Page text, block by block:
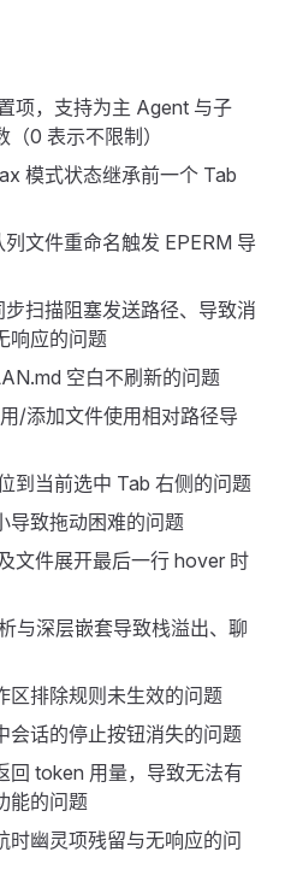
项，支持为主 Agent 与子
0 表示不限制）
模式状态继承前一个 Tab
文件重命名触发 EPERM 导
扫描阻塞发送路径、导致消
响应的问题
空白不刷新的问题
/添加文件使用相对路径导
到当前选中 Tab 右侧的问题
导致拖动困难的问题
文件展开最后一行 hover 时
与深层嵌套导致栈溢出、聊
区排除规则未生效的问题
会话的停止按钮消失的问题
回 token 用量，导致无法有
能的问题
时幽灵项残留与无响应的问